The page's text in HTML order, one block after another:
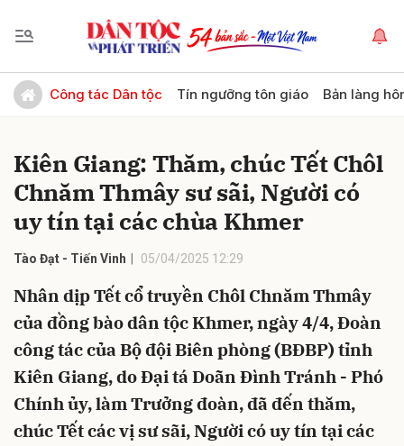
Công tác Dân tộc Tín ngưỡng tôn giáo Bản làng
Kiên Giang: Thăm, chúc Tết Chôl
Chnăm Thmây sư sãi, Người có
uy tín tại các chùa Khmer
Tào Đạt - Tiến Vinh 05/04/2025 12:29
Nhân dịp Tết cổ truyền Chôl Chnăm Thmây
của đồng bào dân tộc Khmer, ngày 4/4, Đoàn
công tác của Bộ đội Biên phòng (BĐBP) tỉnh
Kiên Giang, do Đại tá Doãn Đình Tránh - Phó
Chính ủy, làm Trưởng đoàn, đã đến thăm,
chúc Tết các vị sư sãi, Người có uy tín tại các
Gửi bình luận